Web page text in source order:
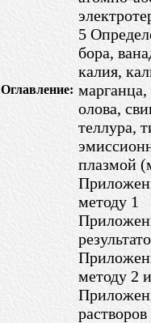
Оглавление:
5
бора,
калия,
олова,
теллура,
плазмой
методу 1
методу 2